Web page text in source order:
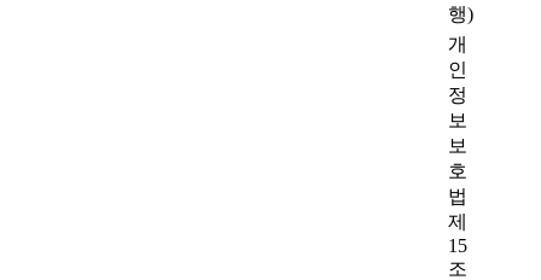
행)
개
인
정
보
보
호
법
제
15
조